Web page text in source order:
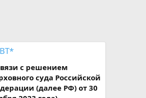
с решением
суда Российской
(далее РФ) от 30